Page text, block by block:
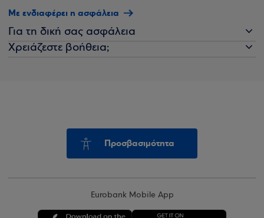
Με ενδιαφέρει η ασφάλεια
Για τη δική σας ασφάλεια
Χρειάζεστε βοήθεια;
Προσβασιμότητα
Eurobank Mobile App